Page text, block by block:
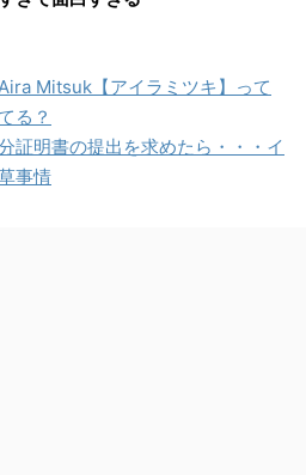
Mitsuk【アイラミツキ】って
る？
証明書の提出を求めたら・・・イ
事情